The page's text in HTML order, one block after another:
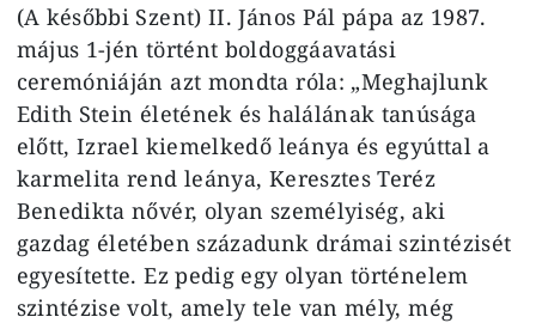
(A későbbi Szent) II. János Pál pápa az 1987.
május 1-jén történt boldoggáavatási
ceremóniáján azt mondta róla: „Meghajlunk
Edith Stein életének és halálának tanúsága
előtt, Izrael kiemelkedő leánya és egyúttal a
karmelita rend leánya, Keresztes Teréz
Benedikta nővér, olyan személyiség, aki
gazdag életében századunk drámai szintézisét
egyesítette. Ez pedig egy olyan történelem
szintézise volt, amely tele van mély, még